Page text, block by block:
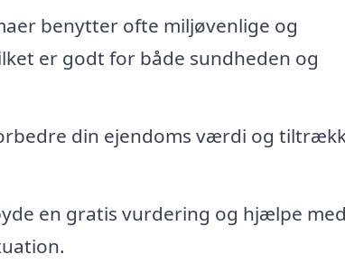
benytter ofte miljøvenlige og
er godt for både sundheden og
din ejendoms værdi og
en gratis vurdering og hjælpe